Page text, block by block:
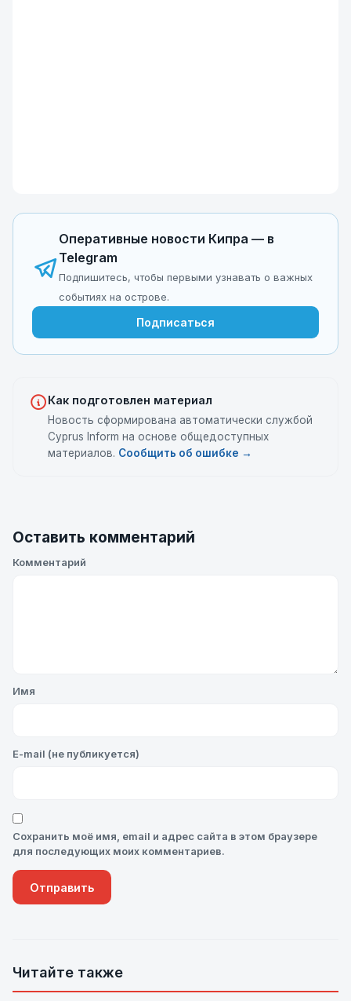
Оперативные новости Кипра — в
Telegram
Подпишитесь, чтобы первыми узнавать о важных
событиях на острове.
Подписаться
Как подготовлен материал
Новость сформирована автоматически службой
Cyprus Inform на основе общедоступных
материалов. Сообщить об ошибке →
Оставить комментарий
Комментарий
Имя
E-mail (не публикуется)
Сохранить моё имя, email и адрес сайта в этом браузере
для последующих моих комментариев.
Читайте также